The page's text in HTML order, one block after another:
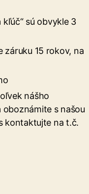
sú obvykle 3
záruku 15 rokov, na
nášho
s našou
kontaktujte na t.č.